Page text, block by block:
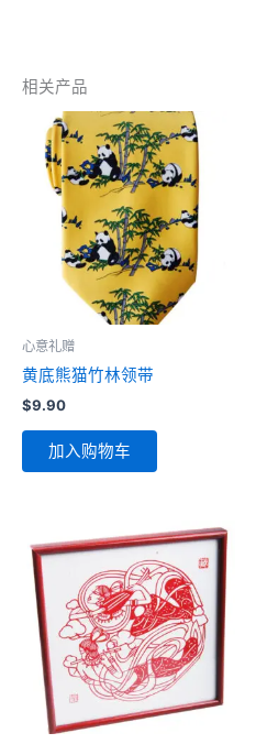
件…
相关产品
心意礼赠
黄底熊猫竹林领带
$9.90
加入购物车